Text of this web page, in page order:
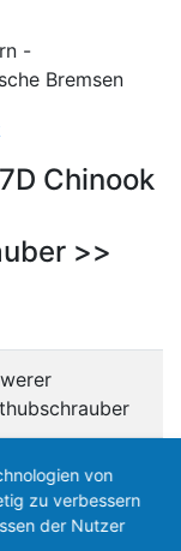
-
Bremsen
Chinook
>>
von
zu verbessern
der Nutzer